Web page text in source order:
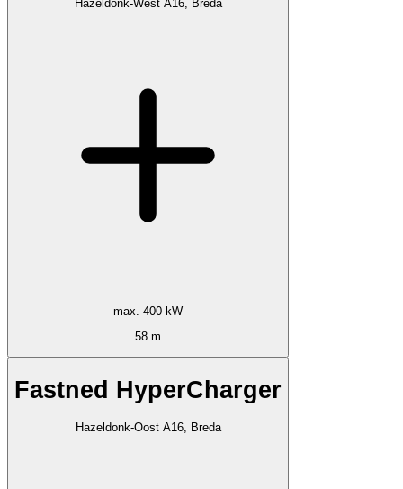
Hazeldonk-West A16, Breda
max. 400 kW
58 m
Fastned HyperCharger
Hazeldonk-Oost A16, Breda